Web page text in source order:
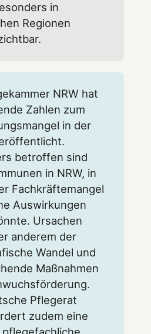
in
Regionen
NRW hat
Zahlen zum
in der
betroffen sind
in NRW, in
Fachkräftemangel
Auswirkungen
Ursachen
anderem der
Wandel und
Maßnahmen
Pflegerat
zudem eine